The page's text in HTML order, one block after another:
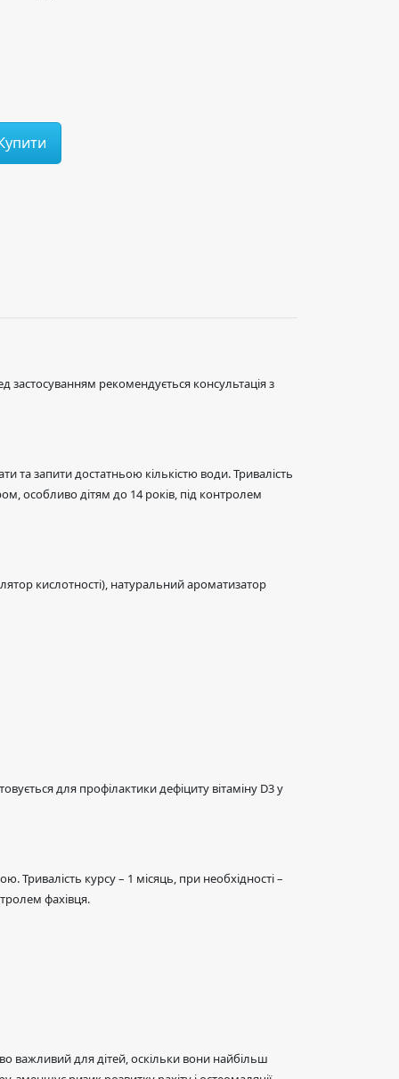
застосуванням рекомендується консультація з
та запити достатньою кількістю води. Тривалість
особливо дітям до 14 років, під контролем
кислотності), натуральний ароматизатор
для профілактики дефіциту вітаміну D3 у
Тривалість курсу – 1 місяць, при необхідності –
фахівця.
важливий для дітей, оскільки вони найбільш